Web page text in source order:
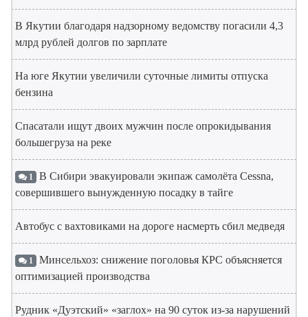
В Якутии благодаря надзорному ведомству погасили 4,3
млрд рублей долгов по зарплате
На юге Якутии увеличили суточные лимиты отпуска
бензина
Спасатали ищут двоих мужчин после опрокидывания
большегруза на реке
1 В Сибири эвакуировали экипаж самолёта Cessna,
совершившего вынужденную посадку в тайге
Автобус с вахтовиками на дороге насмерть сбил медведя
1 Минсельхоз: снижение поголовья КРС объясняется
оптимизацией производства
Рудник «Дуэтский» «заглох» на 90 суток из-за нарушений